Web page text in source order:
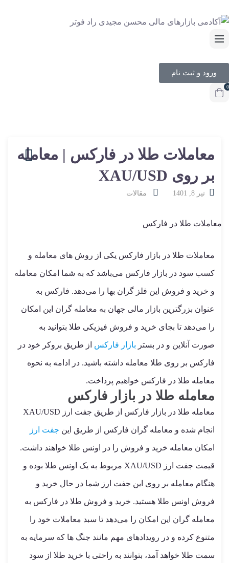
ورود و ثبت نام
0
معاملات طلا در فارکس | معامله
بر روی XAU/USD
تیر 8, 1401 مقالات
معاملات طلا در بازار فارکس یکی از روش های معامله و
کسب سود در بازار فارکس می‌باشد که به شما امکان معامله
و خرید و فروش این فلز گران بها را می‌دهد. فارکس به
عنوان بزرگترین بازار مالی جهان به معامله گران این امکان
را می‌دهد تا بجای خرید و فروش فیزیکی طلا بتوانید به
صورت آنلاین و در بستر بازار فارکس از طریق بروکر خود در
فارکس بر روی طلا معامله داشته باشید. در ادامه به نحوه
معامله طلا در فارکس خواهیم پرداخت.
معامله طلا در بازار فارکس
معامله طلا در بازار فارکس از طریق جفت ارز XAU/USD
انجام شده و معامله گران فارکس از طریق این جفت ارز
امکان معامله خرید و فروش را در اونس طلا خواهند داشت.
قیمت جفت ارز XAU/USD مربوط به یک اونس طلا بوده و
هنگام معامله بر روی این جفت ارز شما در حال خرید و
فروش اونس طلا هستید. خرید و فروش طلا در فارکس به
معامله گران این امکان را می‌دهد تا سبد معاملات خود را
متنوع کرده و در رویدادهای مهم مانند جنگ ها که سرمایه به
سمت طلا خواهد آمد، بتوانند به راحتی با خرید طلا از سود